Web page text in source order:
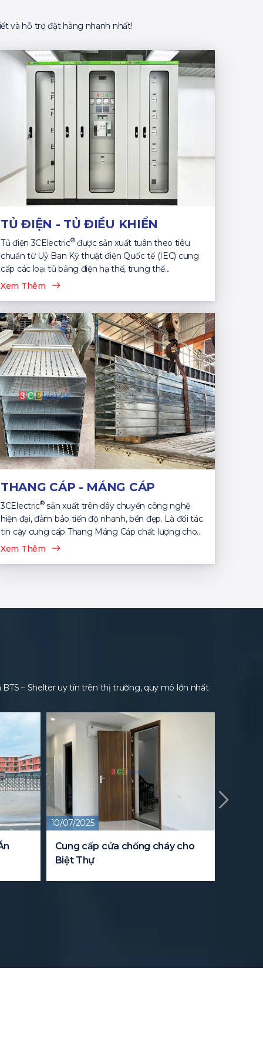
và hỗ trợ đặt hàng nhanh nhất!
TỦ ĐIỆN - TỦ ĐIỀU KHIỂN
Tủ điện 3CElectric®được sản xuất tuân theo tiêu
chuẩn từ Uỷ Ban Kỹ thuật điện Quốc tế (IEC) cung
cấp các loại tủ bảng điện hạ thế, trung thế...
Xem Thêm
THANG CÁP - MÁNG CÁP
3CElectric®sản xuất trên dây chuyền công nghệ
hiện đại, đảm bảo tiến độ nhanh, bền đẹp. Là đối tác
tin cậy cung cấp Thang Máng Cáp chất lượng cho
nhiều dự án...
Xem Thêm
BTS – Shelter uy tín trên thị trường, quy mô lớn nhất
10/07/2025
Cung cấp cửa chống cháy cho
Biệt Thự